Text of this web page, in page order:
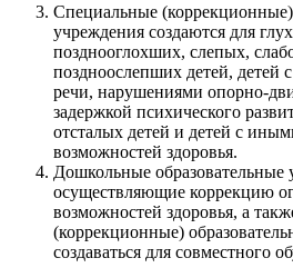
Специальные (коррекционные)
учреждения создаются для
позднооглохших, слепых,
поздноослепших детей,
речи, нарушениями опорно-
задержкой психического
отсталых детей и детей с
возможностей здоровья.
Дошкольные образовательные
осуществляющие коррекцию
возможностей здоровья, а
(коррекционные)
создаваться для совместного